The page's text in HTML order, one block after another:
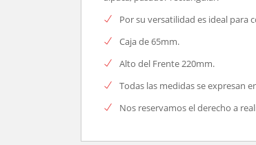
Por su versatilidad es ideal
Caja de 65mm.
Alto del Frente 220mm.
Todas las medidas se expresan
Nos reservamos el derecho a